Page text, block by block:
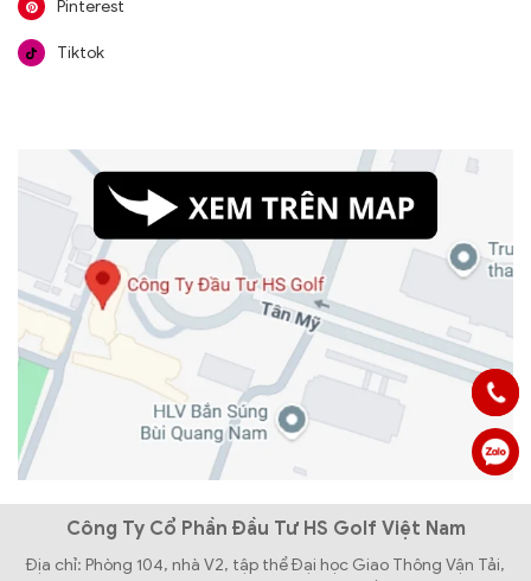
Pinterest
Tiktok
Công Ty Cổ Phần Đầu Tư HS Golf Việt Nam
Địa chỉ: Phòng 104, nhà V2, tập thể Đại học Giao Thông Vận Tải,